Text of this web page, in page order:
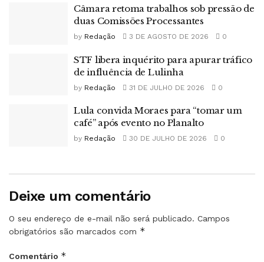
Câmara retoma trabalhos sob pressão de
duas Comissões Processantes
by Redação 3 DE AGOSTO DE 2026 0
STF libera inquérito para apurar tráfico
de influência de Lulinha
by Redação 31 DE JULHO DE 2026 0
Lula convida Moraes para “tomar um
café” após evento no Planalto
by Redação 30 DE JULHO DE 2026 0
Deixe um comentário
O seu endereço de e-mail não será publicado. Campos
obrigatórios são marcados com *
Comentário *